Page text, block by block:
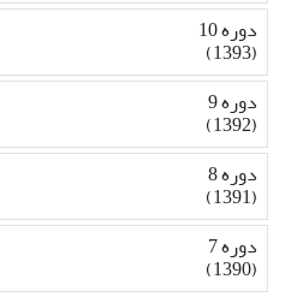
دوره 10
(1393)
دوره 9
(1392)
دوره 8
(1391)
دوره 7
(1390)